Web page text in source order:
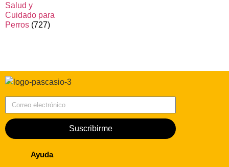
Salud y
Cuidado para
Perros (727)
Suscribirme
Ayuda